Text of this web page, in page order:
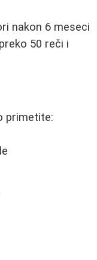
nakon 6 meseci
50 reči i
primetite: